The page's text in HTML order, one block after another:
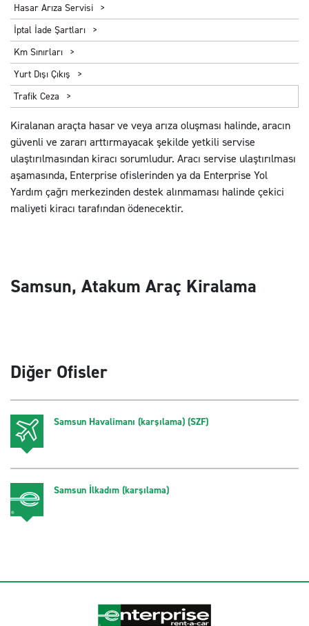
Hasar Arıza Servisi
İptal İade Şartları
Km Sınırları
Yurt Dışı Çıkış
Trafik Ceza
Kiralanan araçta hasar ve veya arıza oluşması halinde, aracın
güvenli ve zararı arttırmayacak şekilde yetkili servise
ulaştırılmasından kiracı sorumludur. Aracı servise ulaştırılması
aşamasında, Enterprise ofislerinden ya da Enterprise Yol
Yardım çağrı merkezinden destek alınmaması halinde çekici
maliyeti kiracı tarafından ödenecektir.
Samsun, Atakum Araç Kiralama
Diğer Ofisler
Samsun Havalimanı (karşılama) (SZF)
Samsun İlkadım (karşılama)